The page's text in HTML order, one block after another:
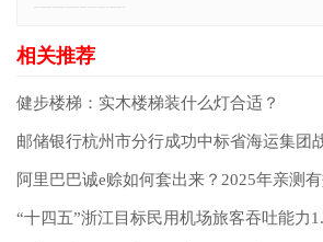
健步楼梯：实木楼梯装什么灯合适？
邮储银行杭州市分行成功中标省海运集团
阿里巴巴诚e赊如何套出来？2025年亲测
“十四五”浙江目标民用机场旅客吞吐能力